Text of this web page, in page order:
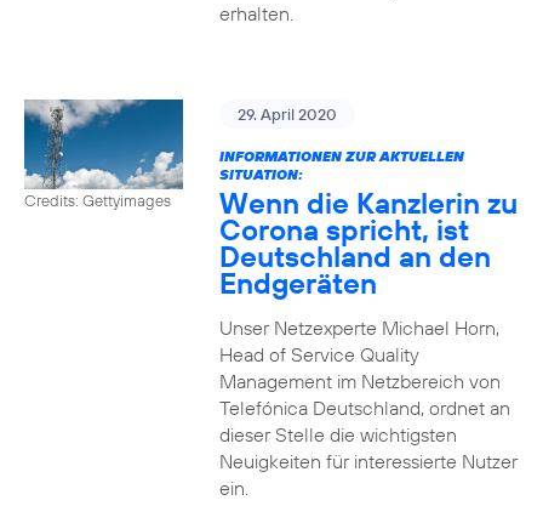
erhalten.
Credits: Gettyimages
29. April 2020
INFORMATIONEN ZUR AKTUELLEN
SITUATION:
Wenn die Kanzlerin zu
Corona spricht, ist
Deutschland an den
Endgeräten
Unser Netzexperte Michael Horn,
Head of Service Quality
Management im Netzbereich von
Telefónica Deutschland, ordnet an
dieser Stelle die wichtigsten
Neuigkeiten für interessierte Nutzer
ein.